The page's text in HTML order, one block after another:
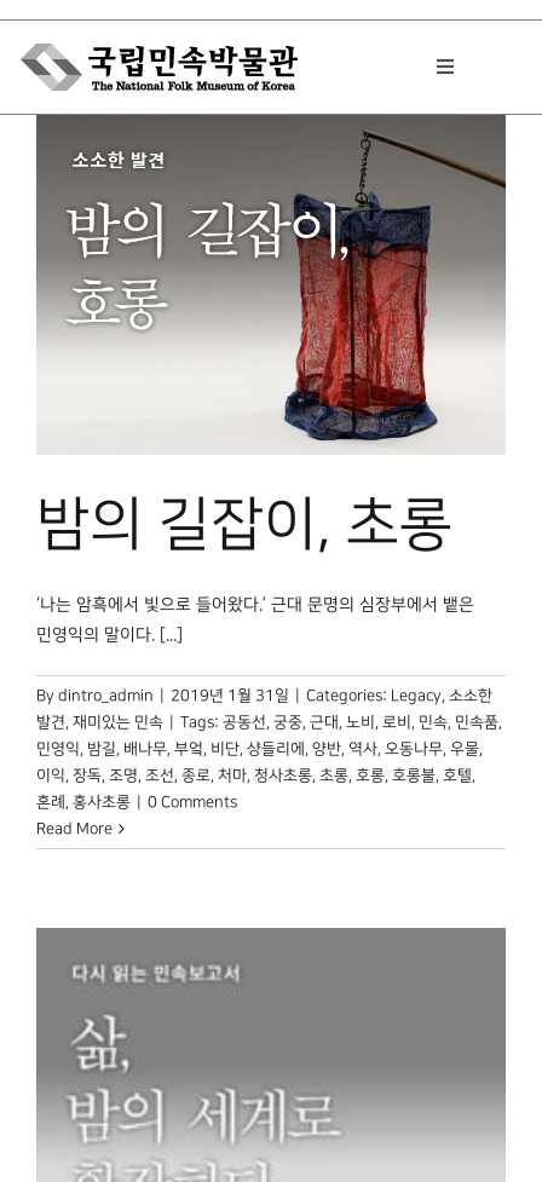
Skip
content
Toggle
박물관에서는
민속이야기
원문보기 PDF
박물관 홈페이지
밤의 길잡이, 초롱
‘나는 암흑에서 빛으로 들어왔다.’ 근대 문명의 심장부에서 뱉은
민영익의 말이다. [...]
By dintro_admin 2019년 1월 31일 Categories: Legacy 소소한
발견 재미있는 민속 Tags: 공동선 궁중 근대 노비 로비 민속 민속품
민영익 밤길 배나무 부엌 비단 샹들리에 양반 역사 오동나무 우물
이익 장독 조명 조선 종로 처마 청사초롱 초롱 호롱 호롱불 호텔
혼례
홍사초롱
0 Comments
Read More